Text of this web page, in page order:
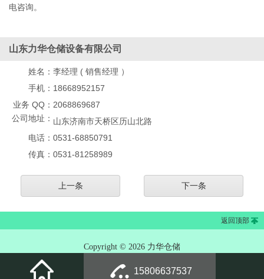
电咨询。
山东力华仓储设备有限公司
姓名： 李经理 ( 销售经理 ）
手机： 18668952157
业务 QQ： 2068869687
公司地址： 山东济南市天桥区历山北路
电话： 0531-68850791
传真： 0531-81258989
上一条 下一条
返回顶部
Copyright © 2026 力华仓储
15806637537